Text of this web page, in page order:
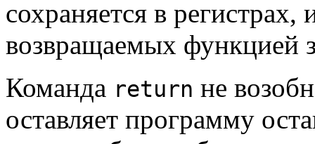
сохраняется в
возвращаемых функцией
Команда return не
оставляет программу